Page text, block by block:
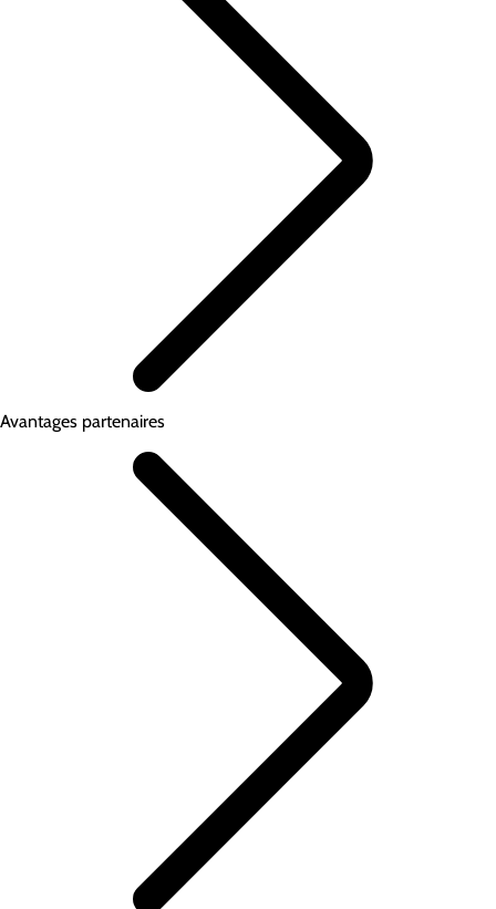
Avantages partenaires